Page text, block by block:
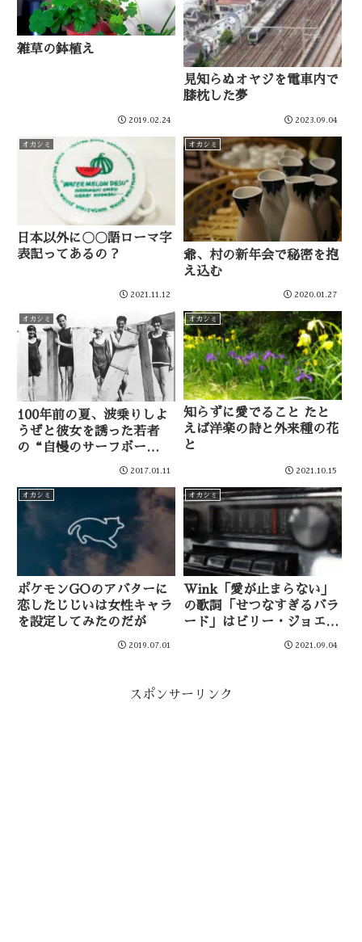
雑草の鉢植え
2019.02.24
見知らぬオヤジを電車内で
膝枕した夢
2023.09.04
オカシミ
日本以外に〇〇語ローマ字
表記ってあるの？
2021.11.12
オカシミ
爺、村の新年会で秘密を抱
え込む
2020.01.27
オカシミ
100年前の夏、波乗りしよ
うぜと彼女を誘った若者
の“自慢のサーフボー
2017.01.11
オカシミ
知らずに愛でること たと
えば洋楽の詩と外来種の花
と
2021.10.15
オカシミ
ポケモンGOのアバターに
恋したじじいは女性キャラ
を設定してみたのだが
2019.07.01
オカシミ
Wink「愛が止まらない」
の歌詞「せつなすぎるバラ
ード」はビリー・ジョエル
2021.09.04
スポンサーリンク